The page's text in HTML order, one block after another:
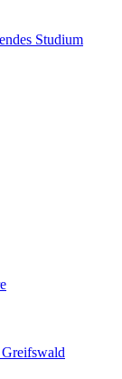
Studium